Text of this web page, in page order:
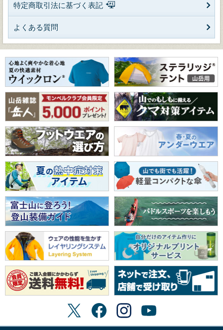
特定商取引法に基づく表記
よくある質問